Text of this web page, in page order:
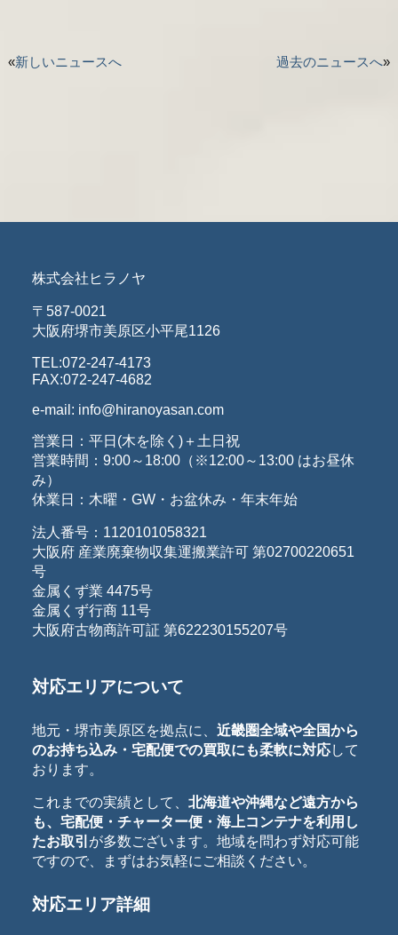
«新しいニュースへ 過去のニュースへ»
株式会社ヒラノヤ
〒587-0021
大阪府堺市美原区小平尾1126
TEL:072-247-4173
FAX:072-247-4682
e-mail: info@hiranoyasan.com
営業日：平日(木を除く)＋土日祝
営業時間：9:00～18:00（※12:00～13:00 はお昼休
み）
休業日：木曜・GW・お盆休み・年末年始
法人番号：1120101058321
大阪府 産業廃棄物収集運搬業許可 第02700220651
号
金属くず業 4475号
金属くず行商 11号
大阪府古物商許可証 第622230155207号
対応エリアについて
地元・堺市美原区を拠点に、 近畿圏全域や全国から
のお持ち込み・宅配便での買取にも柔軟に対応して
おります。
これまでの実績として、 北海道や沖縄など遠方から
も、宅配便・チャーター便・海上コンテナを利用し
たお取引 が多数ございます。地域を問わず対応可能
ですので、まずはお気軽にご相談ください。
対応エリア詳細